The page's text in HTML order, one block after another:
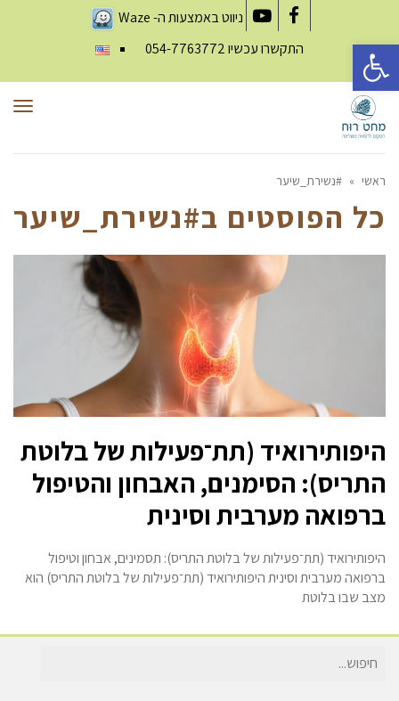
Facebook
YouTube
ניווט באמצעות ה-Waze
התקשרו עכשיו054-7763772
ראשי » #נשירת_שיער
כל הפוסטים ב#נשירת_שיער
היפותירואיד (תת־פעילות של בלוטת
התריס): הסימנים, האבחון והטיפול
ברפואה מערבית וסינית
היפותירואיד (תת־פעילות של בלוטת התריס): תסמינים, אבחון וטיפול
ברפואה מערבית וסינית היפותירואיד (תת־פעילות של בלוטת התריס) הוא
מצב שבו בלוטת
חיפוש
פתח סרגל נגישות